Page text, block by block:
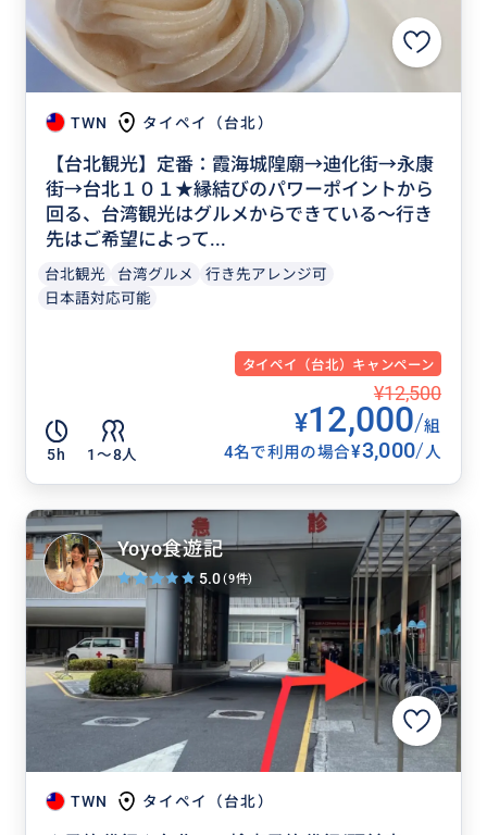
TWN タイペイ（台北）
【台北観光】定番：霞海城隍廟→迪化街→永康
街→台北１０１★縁結びのパワーポイントから
回る、台湾観光はグルメからできている～行き
先はご希望によって...
台北観光 台湾グルメ
行き先アレンジ可
日本語対応可能
タイペイ（台北）キャンペーン
5h 1〜8人
¥12,500
¥12,000/組
4名で利用の場合¥3,000/人
TWN タイペイ（台北）
Yoyo食遊記
5.0(9件)